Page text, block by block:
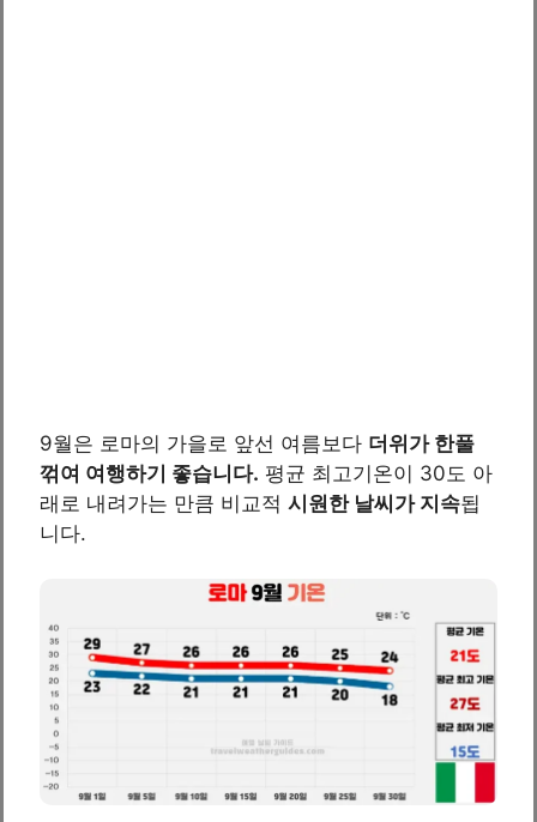
9월은 로마의 가을로 앞선 여름보다 더위가 한풀
꺾여 여행하기 좋습니다. 평균 최고기온이 30도 아
래로 내려가는 만큼 비교적 시원한 날씨가 지속됩
니다.